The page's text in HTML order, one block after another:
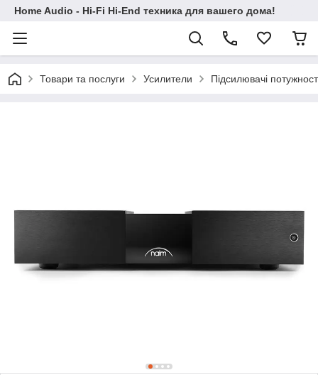
Home Audio - Hi-Fi Hi-End техника для вашего дома!
Товари та послуги Усилители Підсилювачі